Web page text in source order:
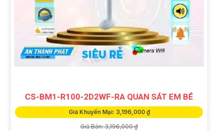
CS-BM1-R100-2D2WF-RA QUAN SÁT EM BÉ
Giá Khuyến Mại: 3,196,000 ₫
Giá Bán: 3,196,000 ₫